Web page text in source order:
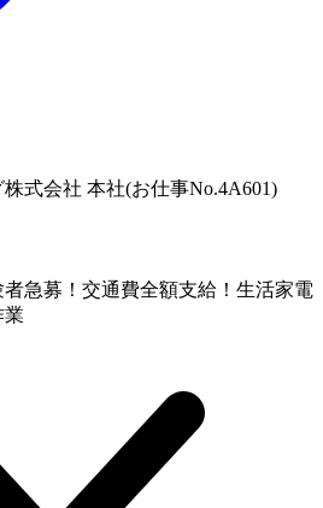
式会社 本社(お仕事No.4A601)
急募！交通費全額支給！生活家電
業